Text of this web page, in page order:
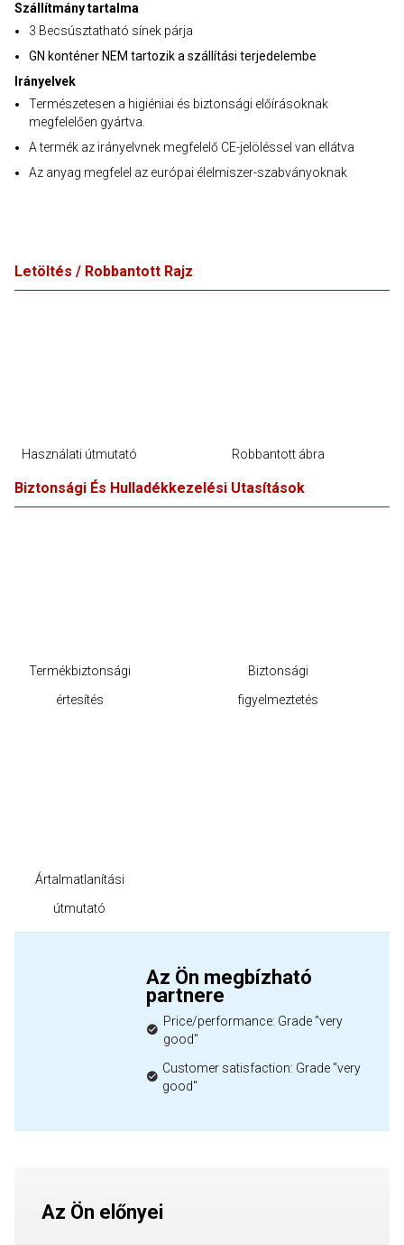
Szállítmány tartalma
3 Becsúsztatható sínek párja
GN konténer NEM tartozik a szállítási terjedelembe
Irányelvek
Természetesen a higiéniai és biztonsági előírásoknak
megfelelően gyártva.
A termék az irányelvnek megfelelő CE-jelöléssel van ellátva
Az anyag megfelel az európai élelmiszer-szabványoknak
Letöltés / Robbantott Rajz
Használati útmutató Robbantott ábra
Biztonsági És Hulladékkezelési Utasítások
Termékbiztonsági
értesítés
Biztonsági
figyelmeztetés
Ártalmatlanítási
útmutató
Az Ön megbízható
partnere
Price/performance: Grade "very
good"
Customer satisfaction: Grade "very
good"
Az Ön előnyei